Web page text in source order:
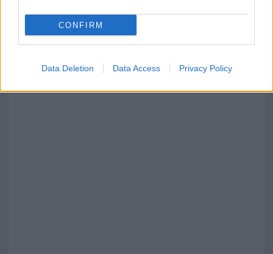
CONFIRM
Data Deletion Data Access Privacy Policy